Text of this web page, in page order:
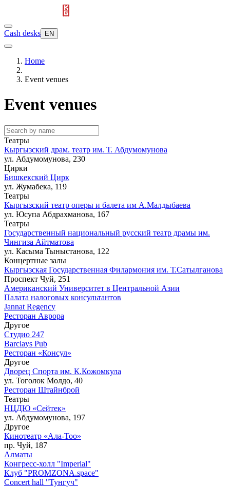
Cash desks EN
Home
Event venues
Event venues
Театры
Кыргызский драм. театр им. Т. Абдумомунова
ул. Абдумомунова, 230
Цирки
Бишкекский Цирк
ул. Жумабека, 119
Театры
Кыргызский театр оперы и балета им А.Малдыбаева
ул. Юсупа Абдрахманова, 167
Театры
Государственный национальный русский театр драмы им.
Чингиза Айтматова
ул. Касыма Тыныстанова, 122
Концертные залы
Кыргызская Государственная Филармония им. Т.Сатылганова
Проспект Чуй, 251
Американский Университет в Центральной Азии
Палата налоговых консультантов
Jannat Regency
Ресторан Аврора
Другое
Студио 247
Barclays Pub
Ресторан «Консул»
Другое
Дворец Спорта им. К.Кожомкула
ул. Тоголок Молдо, 40
Ресторан Штайнброй
Театры
НЦДЮ «Сейтек»
ул. Абдумомунова, 197
Другое
Кинотеатр «Ала-Тоо»
пр. Чуй, 187
Алматы
Конгресс-холл "Imperial"
Клуб "PROMZONA.space"
Concert hall "Тунгуч"